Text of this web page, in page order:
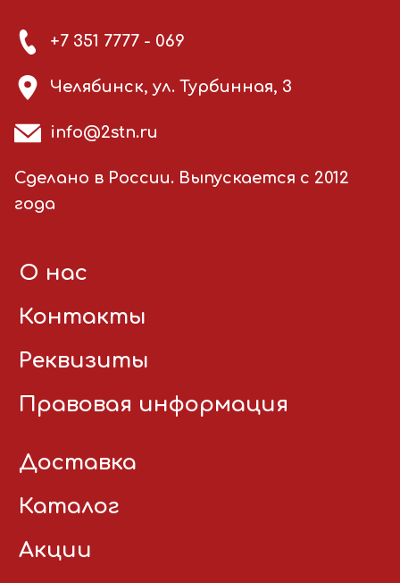
+7 351 7777 - 069
Челябинск, ул. Турбинная, 3
info@2stn.ru
Сделано в России. Выпускается с 2012
года
О нас
Контакты
Реквизиты
Правовая информация
Доставка
Каталог
Акции